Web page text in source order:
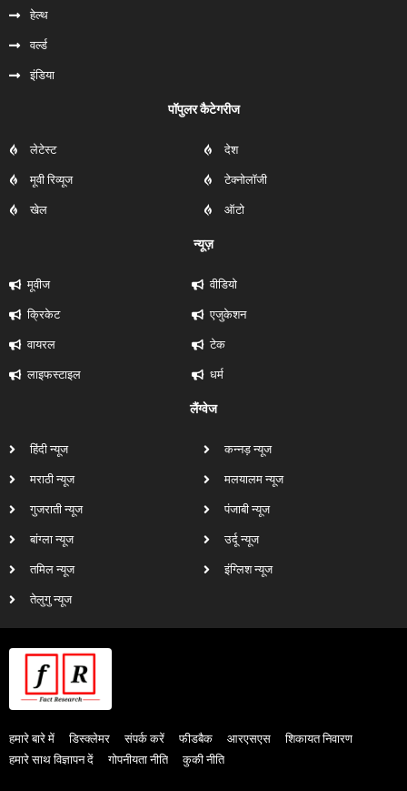
हेल्‍थ
वर्ल्ड
इंडिया
पॉपुलर कैटेगरीज
लेटेस्ट
मूवी रिव्यूज
खेल
देश
टेक्नोलॉजी
ऑटो
न्यूज़
मूवीज
क्रिकेट
वायरल
लाइफस्टाइल
वीडियो
एजुकेशन
टेक
धर्म
लैंग्वेज
हिंदी न्यूज
मराठी न्यूज
गुजराती न्यूज
बांग्ला न्यूज
तमिल न्यूज
तेलुगु न्यूज
कन्नड़ न्यूज
मलयालम न्यूज
पंजाबी न्यूज
उर्दू न्यूज
इंग्लिश न्यूज
हमारे बारे में डिस्क्लेमर संपर्क करें फीडबैक आरएसएस
शिकायत निवारण
हमारे साथ विज्ञापन दें
गोपनीयता नीति कुकी नीति